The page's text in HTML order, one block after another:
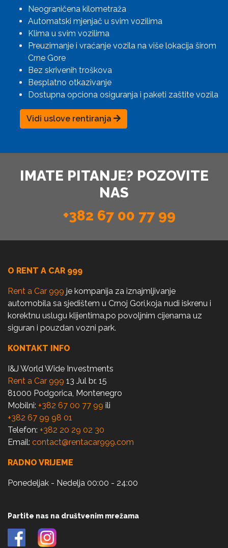
Neograničena kilometraža
Automatski mjenjač u svim vozilima
Klima u svim vozilima
Preuzimanje i vraćanje vozila na više lokacija širom
Crne Gore
Bez skrivenih troškova
Besplatno otkazivanje
Dostupna opciona osiguranja i paketi zaštite vozila
Vidi uslove rentiranja
IMATE PITANJE? POZOVITE
NAS
+382 67 00 77 99
O RENT A CAR 999
Rent a Car 999 je kompanija za iznajmljivanje
automobila sa sjedištem u Crnoj Gori,koja nudi iskrenu i
korektnu uslugu klijentima,po povoljnim cijenama uz
siguran i pouzdan vozni park.
KONTAKT INFO
I&J World Wide Investments
Rent a Car 999 13 Jul br. 15
81000 Podgorica, Montenegro
Mobilni: +382 67 00 77 99 ili
+382 67 99 98 01
Telefon: +382 20 29 02 30
Email: contact@rentacar999.com
RADNO VRIJEME
Ponedeljak - Nedelja 00:00 - 24:00
Partite nas na društvenim mrežama